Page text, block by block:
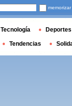
memorizar
Tecnología Deportes
Tendencias